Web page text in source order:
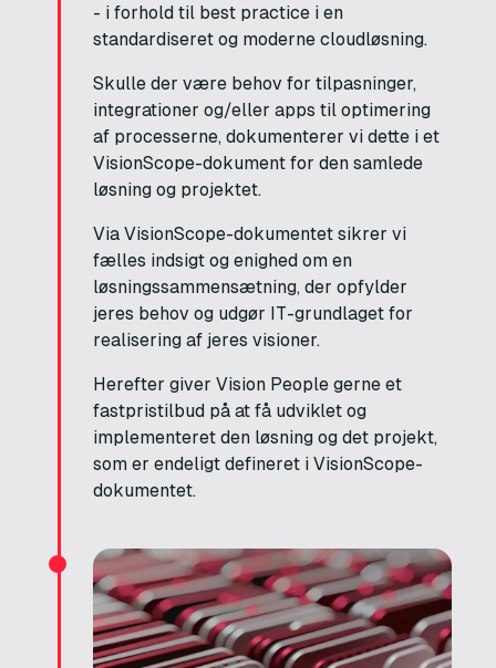
- i forhold til best practice i en
standardiseret og moderne cloudløsning.
Skulle der være behov for tilpasninger,
integrationer og/eller apps til optimering
af processerne, dokumenterer vi dette i et
VisionScope-dokument for den samlede
løsning og projektet.
Via VisionScope-dokumentet sikrer vi
fælles indsigt og enighed om en
løsningssammensætning, der opfylder
jeres behov og udgør IT-grundlaget for
realisering af jeres visioner.
Herefter giver Vision People gerne et
fastpristilbud på at få udviklet og
implementeret den løsning og det projekt,
som er endeligt defineret i VisionScope-
dokumentet.